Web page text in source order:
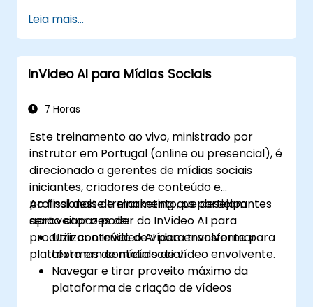
a interação e retenção do espectador.
Analisar métricas de desempenho para
aperfeiçoar as estratégias de marketing
de vídeo.
Leia mais...
InVideo AI para Mídias Sociais
7 Horas
Este treinamento ao vivo, ministrado por
instrutor em Portugal (online ou presencial), é
direcionado a gerentes de mídias sociais
iniciantes, criadores de conteúdo e
profissionais de marketing que desejam
aproveitar o poder do InVideo AI para
produzir conteúdo de vídeo envolvente para
plataformas de mídia social.
Ao final deste treinamento, os participantes
serão capazes de:
Utilizar o InVideo AI para transformar
texto em conteúdo de vídeo envolvente.
Navegar e tirar proveito máximo da
plataforma de criação de vídeos